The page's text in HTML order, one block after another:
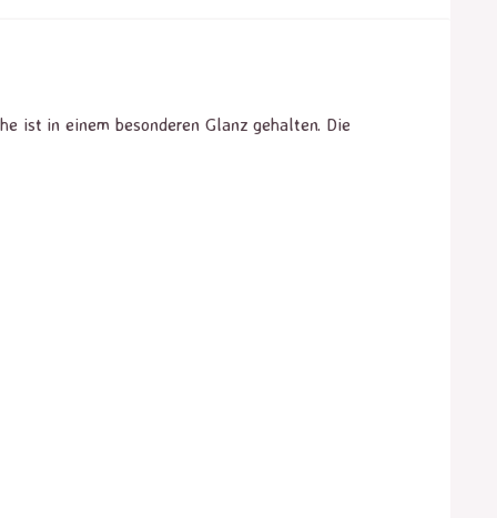
ist in einem besonderen Glanz gehalten. Die